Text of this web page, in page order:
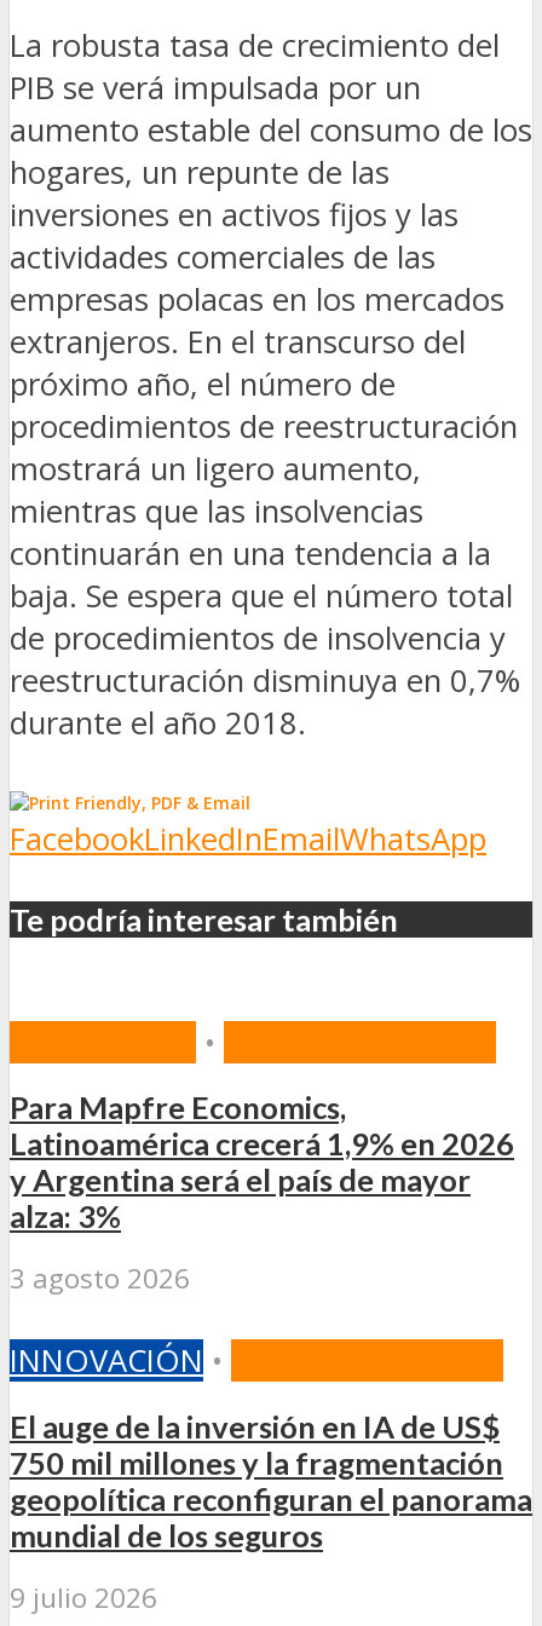
La robusta tasa de crecimiento del
PIB se verá impulsada por un
aumento estable del consumo de los
hogares, un repunte de las
inversiones en activos fijos y las
actividades comerciales de las
empresas polacas en los mercados
extranjeros. En el transcurso del
próximo año, el número de
procedimientos de reestructuración
mostrará un ligero aumento,
mientras que las insolvencias
continuarán en una tendencia a la
baja. Se espera que el número total
de procedimientos de insolvencia y
reestructuración disminuya en 0,7%
durante el año 2018.
FacebookLinkedInEmailWhatsApp
Te podría interesar también
•
Para Mapfre Economics,
Latinoamérica crecerá 1,9% en 2026
y Argentina será el país de mayor
alza: 3%
3 agosto 2026
INNOVACIÓN •
El auge de la inversión en IA de US$
750 mil millones y la fragmentación
geopolítica reconfiguran el panorama
mundial de los seguros
9 julio 2026